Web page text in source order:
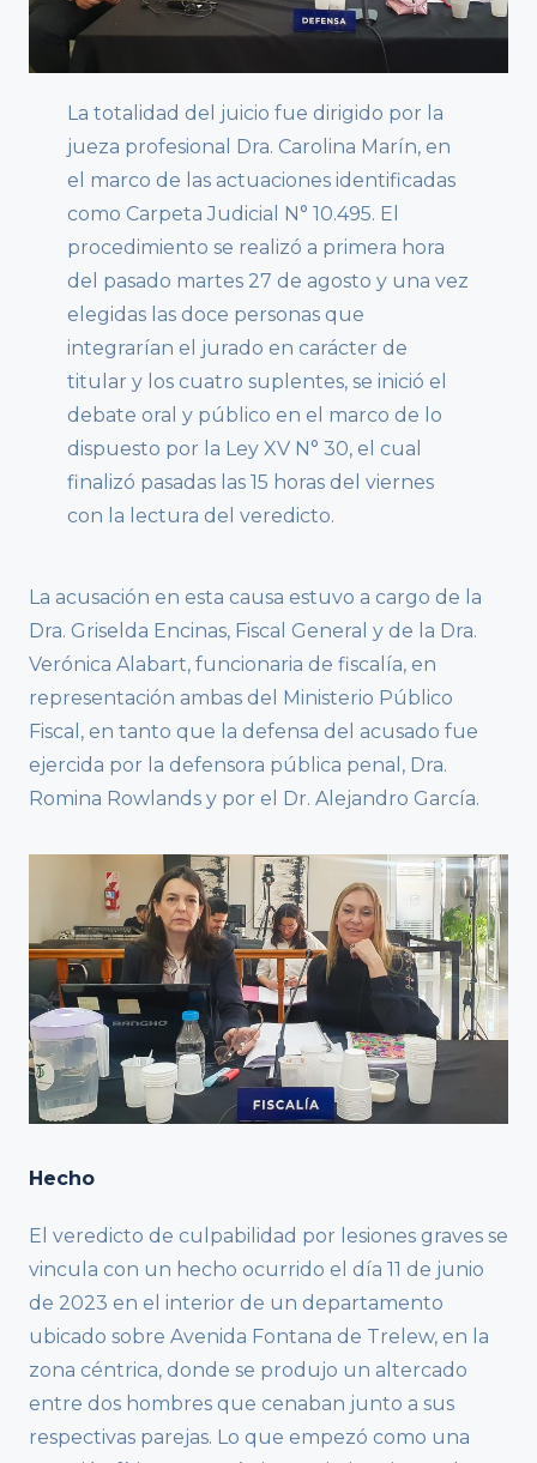
La totalidad del juicio fue dirigido por la
jueza profesional Dra. Carolina Marín, en
el marco de las actuaciones identificadas
como Carpeta Judicial N° 10.495. El
procedimiento se realizó a primera hora
del pasado martes 27 de agosto y una vez
elegidas las doce personas que
integrarían el jurado en carácter de
titular y los cuatro suplentes, se inició el
debate oral y público en el marco de lo
dispuesto por la Ley XV N° 30, el cual
finalizó pasadas las 15 horas del viernes
con la lectura del veredicto.
La acusación en esta causa estuvo a cargo de la
Dra. Griselda Encinas, Fiscal General y de la Dra.
Verónica Alabart, funcionaria de fiscalía, en
representación ambas del Ministerio Público
Fiscal, en tanto que la defensa del acusado fue
ejercida por la defensora pública penal, Dra.
Romina Rowlands y por el Dr. Alejandro García.
Hecho
El veredicto de culpabilidad por lesiones graves se
vincula con un hecho ocurrido el día 11 de junio
de 2023 en el interior de un departamento
ubicado sobre Avenida Fontana de Trelew, en la
zona céntrica, donde se produjo un altercado
entre dos hombres que cenaban junto a sus
respectivas parejas. Lo que empezó como una